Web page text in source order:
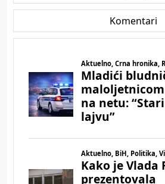
Komentari